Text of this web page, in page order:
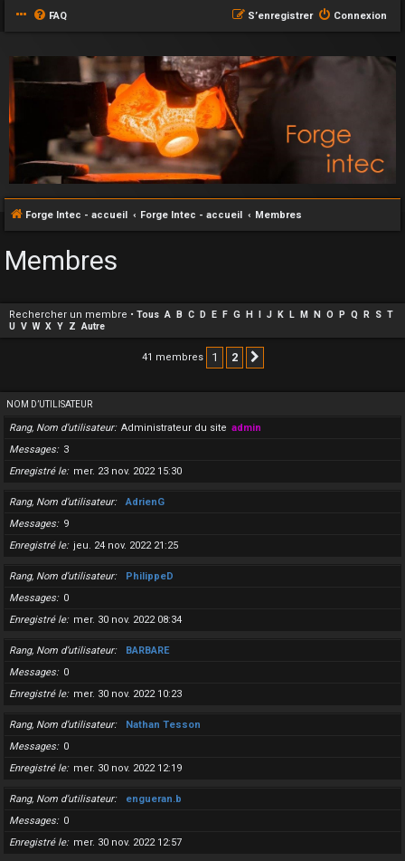
FAQ Connexion
S’enregistrer
Forge Intec - accueil Forge Intec - accueil Membres
Membres
Rechercher un membre • Tous A B C D E F G H I J K L M N O P Q R S T
U V W X Y Z Autre
41 membres 1 2
NOM D’UTILISATEUR
Rang, Nom d’utilisateur Administrateur du site admin
Messages
3
Enregistré le
mer. 23 nov. 2022 15:30
Rang, Nom d’utilisateur
AdrienG
Messages
9
Enregistré le
jeu. 24 nov. 2022 21:25
Rang, Nom d’utilisateur
PhilippeD
Messages
0
Enregistré le
mer. 30 nov. 2022 08:34
Rang, Nom d’utilisateur
BARBARE
Messages
0
Enregistré le
mer. 30 nov. 2022 10:23
Rang, Nom d’utilisateur
Nathan Tesson
Messages
0
Enregistré le
mer. 30 nov. 2022 12:19
Rang, Nom d’utilisateur
engueran.b
Messages
0
Enregistré le
mer. 30 nov. 2022 12:57